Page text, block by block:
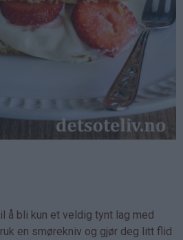
å bli kun et veldig tynt lag med
en smørekniv og gjør deg litt flid